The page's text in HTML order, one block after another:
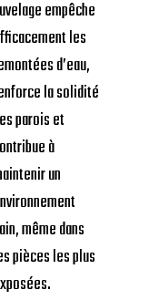
empêche
les
d’eau,
la solidité
parois et
à
un
même dans
pièces les plus